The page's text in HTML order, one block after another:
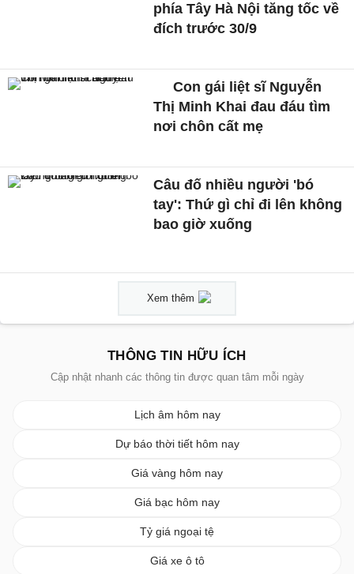
phía Tây Hà Nội tăng tốc về
đích trước 30/9
Con gái liệt sĩ Nguyễn
Thị Minh Khai đau đáu tìm
nơi chôn cất mẹ
Câu đố nhiều người 'bó
tay': Thứ gì chỉ đi lên không
bao giờ xuống
Xem thêm
THÔNG TIN HỮU ÍCH
Cập nhật nhanh các thông tin được quan tâm mỗi ngày
Lịch âm hôm nay
Dự báo thời tiết hôm nay
Giá vàng hôm nay
Giá bạc hôm nay
Tỷ giá ngoại tệ
Giá xe ô tô